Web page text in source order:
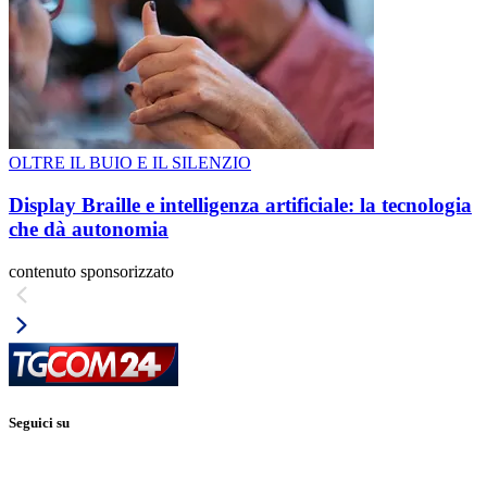
OLTRE IL BUIO E IL SILENZIO
Display Braille e intelligenza artificiale: la tecnologia
che dà autonomia
contenuto sponsorizzato
Seguici su